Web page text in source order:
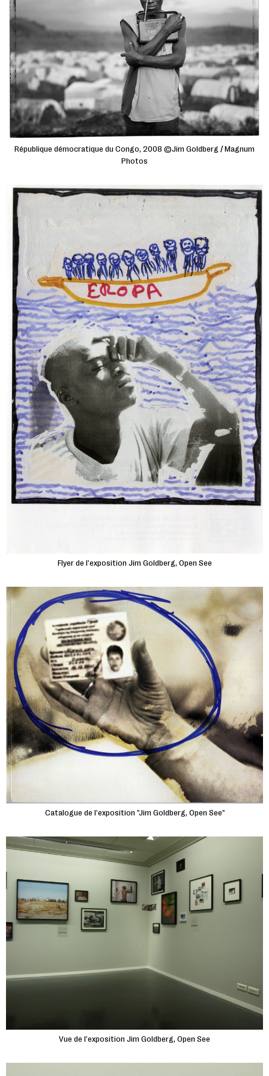
République démocratique du Congo, 2008 ©Jim Goldberg / Magnum
Photos
Flyer de l'exposition Jim Goldberg, Open See
Catalogue de l'exposition "Jim Goldberg, Open See"
Vue de l'exposition Jim Goldberg, Open See